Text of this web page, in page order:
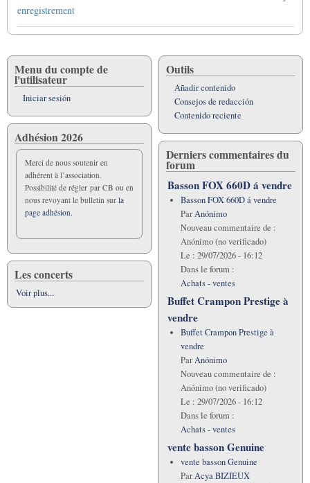
transversales
de
Book
para
Créer
un
mini
studio
d’enregistrement
avec
Audacity+
enregistrement
Menu du compte de
l'utilisateur
Iniciar sesión
Adhésion 2026
Merci de nous soutenir en
adhérent à l’association.
Possibilité de régler par CB ou en
nous revoyant le bulletin sur la
page adhésion.
Les concerts
Voir plus...
Outils
Añadir contenido
Consejos de redacción
Contenido reciente
Derniers commentaires du
forum
Basson FOX 660D á vendre
Basson FOX 660D á vendre
ParAnónimo
Nouveau commentaire de :
Anónimo (no verificado)
Le : 29/07/2026 - 16:12
Dans le forum :
Achats - ventes
Buffet Crampon Prestige à
vendre
Buffet Crampon Prestige à
vendre
ParAnónimo
Nouveau commentaire de :
Anónimo (no verificado)
Le : 29/07/2026 - 16:12
Dans le forum :
Achats - ventes
vente basson Genuine
vente basson Genuine
ParAcya BIZIEUX